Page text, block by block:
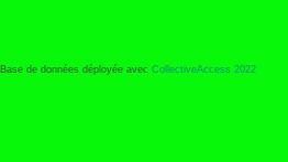
Base de données déployée avec CollectiveAccess 2022